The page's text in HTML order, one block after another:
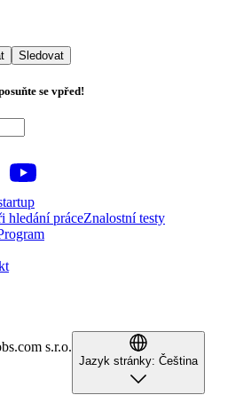
Sledovat
se vpřed!
hledání práceZnalostní testy
s.r.o.
Jazyk stránky: Čeština